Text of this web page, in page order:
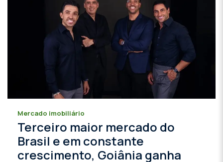
Mercado imobiliário
Terceiro maior mercado do
Brasil e em constante
crescimento, Goiânia ganha